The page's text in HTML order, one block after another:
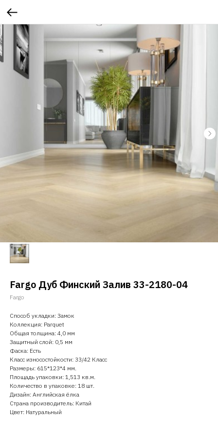
Fargo Дуб Финский Залив 33-2180-04
Fargo
Способ укладки: Замок
Коллекция: Parquet
Общая толщина: 4,0 мм
Защитный слой: 0,5 мм
Фаска: Есть
Класс износостойкости: 33/42 Класс
Размеры: 615*123*4 мм.
Площадь упаковки: 1,513 кв.м.
Количество в упаковке: 18 шт.
Дизайн: Английская ёлка
Страна производитель: Китай
Цвет: Натуральный